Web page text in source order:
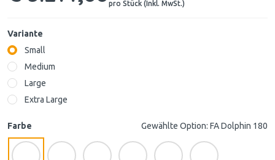
pro Stück (Inkl. MwSt.)
Variante
Small
Medium
Large
Extra Large
Farbe Gewählte Option: FA Dolphin 180